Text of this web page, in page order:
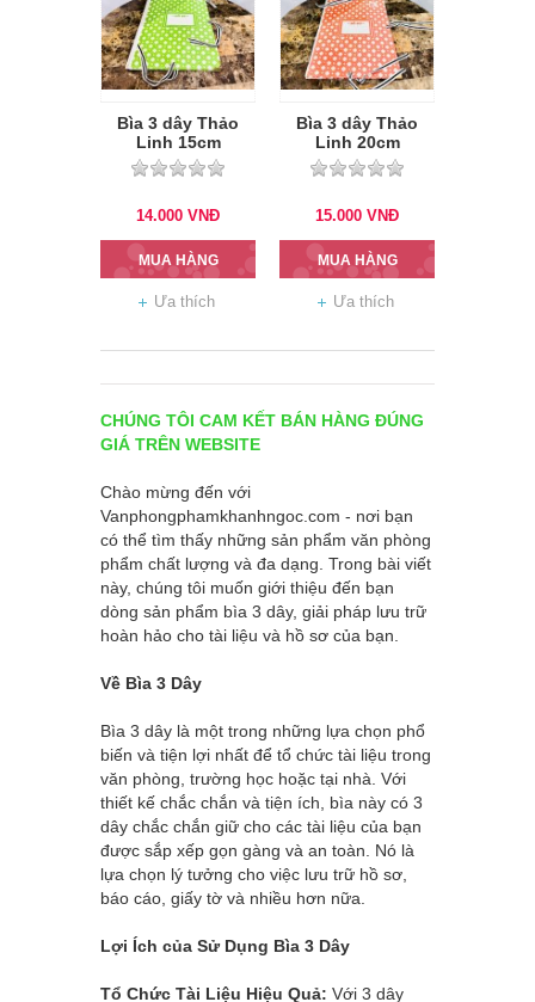
Bìa 3 dây Thảo
Linh 15cm
14.000 VNĐ
MUA HÀNG
Ưa thích
Bìa 3 dây Thảo
Linh 20cm
15.000 VNĐ
MUA HÀNG
Ưa thích
CHÚNG TÔI CAM KẾT BÁN HÀNG ĐÚNG
GIÁ TRÊN WEBSITE
Chào mừng đến với
Vanphongphamkhanhngoc.com - nơi bạn
có thể tìm thấy những sản phẩm văn phòng
phẩm chất lượng và đa dạng. Trong bài viết
này, chúng tôi muốn giới thiệu đến bạn
dòng sản phẩm bìa 3 dây, giải pháp lưu trữ
hoàn hảo cho tài liệu và hồ sơ của bạn.
Về Bìa 3 Dây
Bìa 3 dây là một trong những lựa chọn phổ
biến và tiện lợi nhất để tổ chức tài liệu trong
văn phòng, trường học hoặc tại nhà. Với
thiết kế chắc chắn và tiện ích, bìa này có 3
dây chắc chắn giữ cho các tài liệu của bạn
được sắp xếp gọn gàng và an toàn. Nó là
lựa chọn lý tưởng cho việc lưu trữ hồ sơ,
báo cáo, giấy tờ và nhiều hơn nữa.
Lợi Ích của Sử Dụng Bìa 3 Dây
Tổ Chức Tài Liệu Hiệu Quả: Với 3 dây